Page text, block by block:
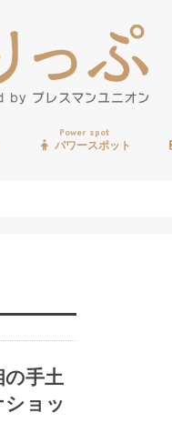
Power spot
パワースポット
の手土
ョッ